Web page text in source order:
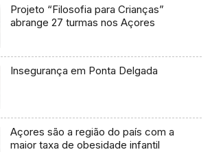
Projeto “Filosofia para Crianças”
abrange 27 turmas nos Açores
Insegurança em Ponta Delgada
Açores são a região do país com a
maior taxa de obesidade infantil